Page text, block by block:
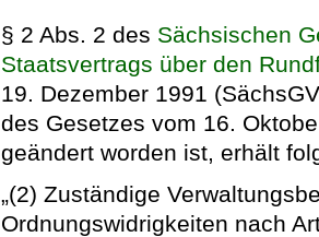
§ 2 Abs. 2 des Sächsischen
Staatsvertrags über den
19. Dezember 1991
des Gesetzes vom 16.
geändert worden ist, erhält
„(2) Zuständige
Ordnungswidrigkeiten nach